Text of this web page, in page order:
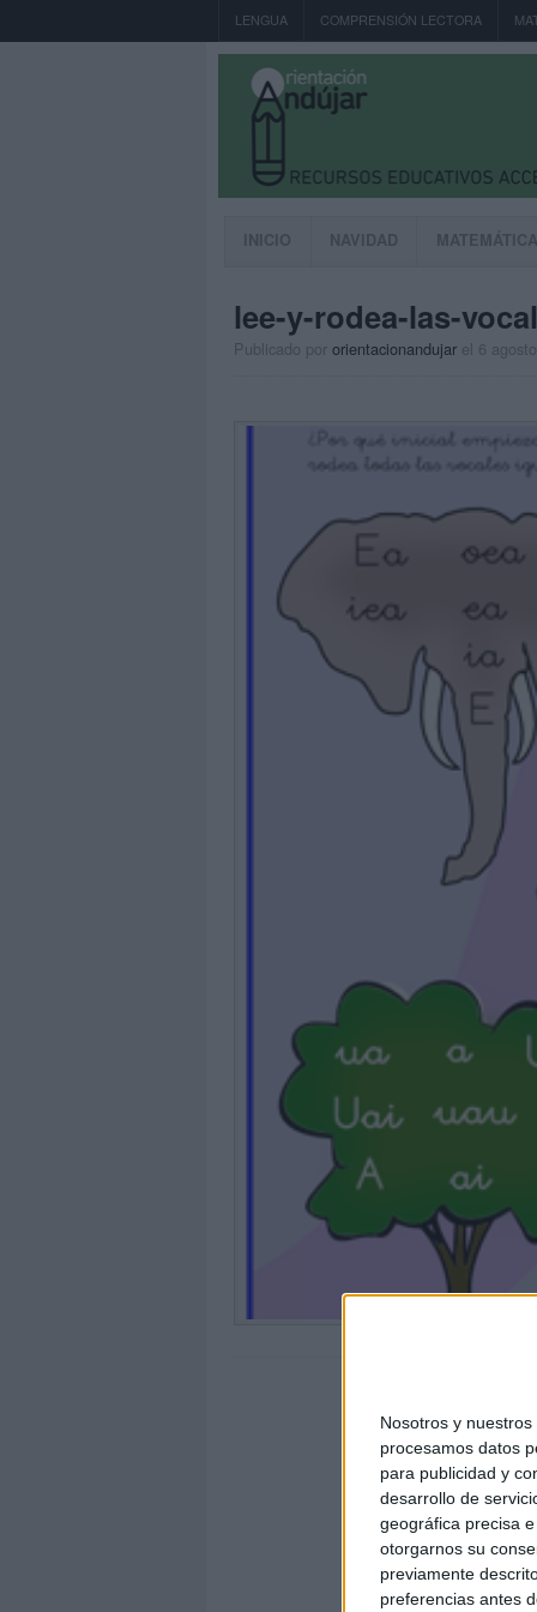
Nosotros y nuestros
procesamos datos
para publicidad y
desarrollo de
geográfica precisa
otorgarnos su
previamente
preferencias antes
LENGUA COMPRENSIÓN LECTORA
INICIO NAVIDAD
lee-y-rodea-las-
Publicado por orientacionandujar el 6